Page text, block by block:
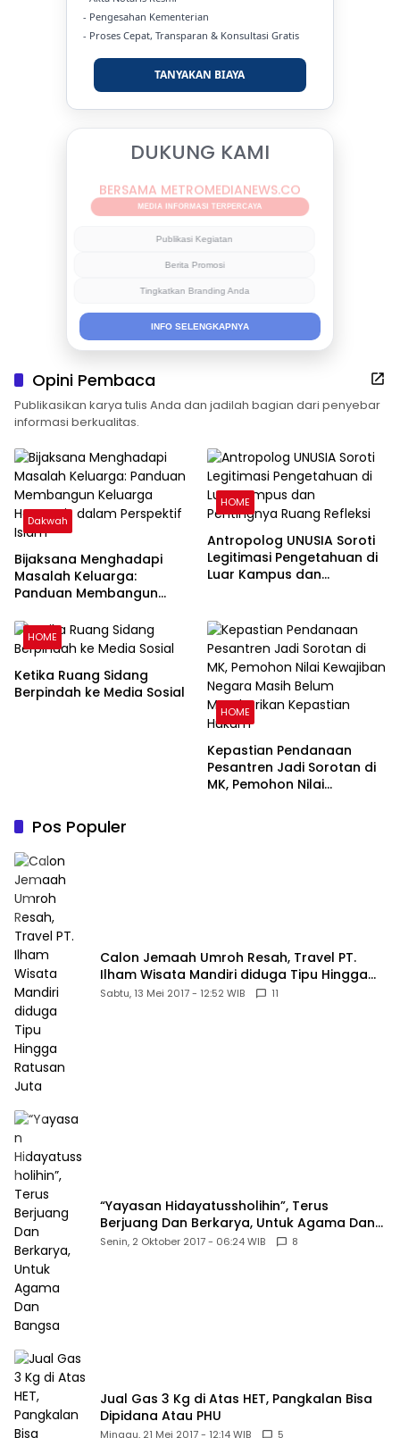
- Pengesahan Kementerian
- Proses Cepat, Transparan & Konsultasi Gratis
TANYAKAN BIAYA
DUKUNG KAMI
BERSAMA METROMEDIANEWS.CO
MEDIA INFORMASI TERPERCAYA
Publikasi Kegiatan
Berita Promosi
Tingkatkan Branding Anda
INFO SELENGKAPNYA
Opini Pembaca
Publikasikan karya tulis Anda dan jadilah bagian dari penyebar
informasi berkualitas.
Dakwah
Bijaksana Menghadapi
Masalah Keluarga:
Panduan Membangun
Perspektif Islam
HOME
Antropolog UNUSIA Soroti
Legitimasi Pengetahuan di
Luar Kampus dan
HOME
Ketika Ruang Sidang
Berpindah ke Media Sosial
HOME
Kepastian Pendanaan
Pesantren Jadi Sorotan di
MK, Pemohon Nilai
Pos Populer
Calon Jemaah Umroh Resah, Travel PT.
Ilham Wisata Mandiri diduga Tipu Hingga
Ratusan Juta
Sabtu, 13 Mei 2017 - 12:52 WIB 11
“Yayasan Hidayatussholihin”, Terus
Berjuang Dan Berkarya, Untuk Agama Dan
Bangsa
Senin, 2 Oktober 2017 - 06:24 WIB 8
Jual Gas 3 Kg di Atas HET, Pangkalan Bisa
Dipidana Atau PHU
Minggu, 21 Mei 2017 - 12:14 WIB 5